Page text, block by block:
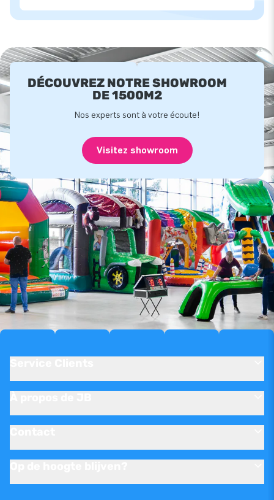
DÉCOUVREZ NOTRE SHOWROOM
DE 1500M2
Nos experts sont à votre écoute!
Visitez showroom